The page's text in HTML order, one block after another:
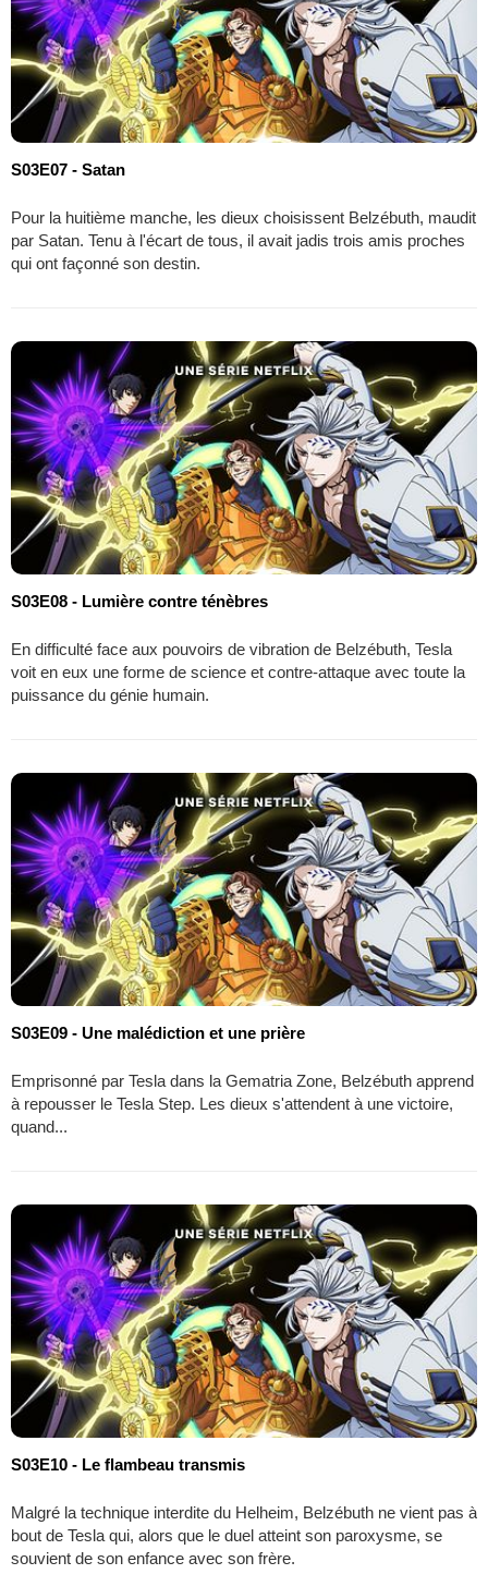
S03E07 - Satan
Pour la huitième manche, les dieux choisissent Belzébuth, maudit
par Satan. Tenu à l'écart de tous, il avait jadis trois amis proches
qui ont façonné son destin.
S03E08 - Lumière contre ténèbres
En difficulté face aux pouvoirs de vibration de Belzébuth, Tesla
voit en eux une forme de science et contre-attaque avec toute la
puissance du génie humain.
S03E09 - Une malédiction et une prière
Emprisonné par Tesla dans la Gematria Zone, Belzébuth apprend
à repousser le Tesla Step. Les dieux s'attendent à une victoire,
quand...
S03E10 - Le flambeau transmis
Malgré la technique interdite du Helheim, Belzébuth ne vient pas à
bout de Tesla qui, alors que le duel atteint son paroxysme, se
souvient de son enfance avec son frère.